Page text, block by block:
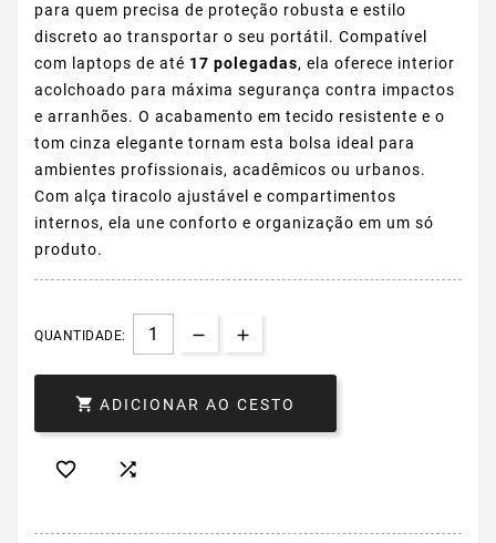
para quem precisa de proteção robusta e estilo
discreto ao transportar o seu portátil. Compatível
com laptops de até 17 polegadas, ela oferece interior
acolchoado para máxima segurança contra impactos
e arranhões. O acabamento em tecido resistente e o
tom cinza elegante tornam esta bolsa ideal para
ambientes profissionais, acadêmicos ou urbanos.
Com alça tiracolo ajustável e compartimentos
internos, ela une conforto e organização em um só
produto.
QUANTIDADE:
 ADICIONAR AO CESTO
 